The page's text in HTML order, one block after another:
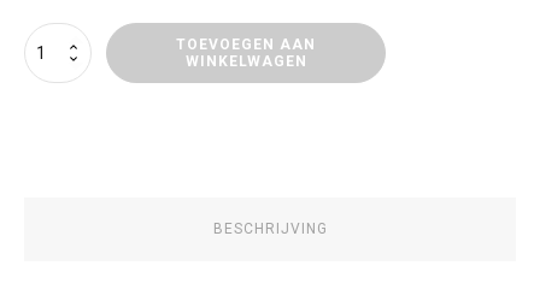
Vloerpanelen
Nissan
TOEVOEGEN AAN
WINKELWAGEN
BESCHRIJVING